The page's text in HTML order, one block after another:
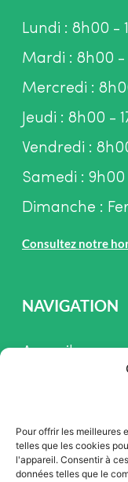
Pour offrir les meilleures
telles que les cookies
l'appareil. Consentir à
données telles que le
Lundi : 8h00 -
Mardi : 8h00 -
Mercredi :
Jeudi : 8h00 -
Vendredi :
Samedi : 9h00
Dimanche :
Consultez notre
NAVIGATION
Accueil
Promotion
Blogue